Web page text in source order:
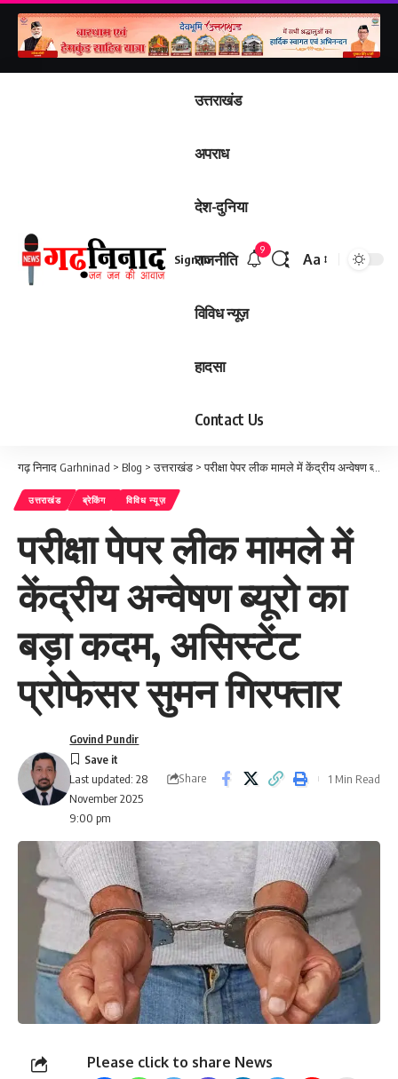
उत्तराखंड
अपराध
देश-दुनिया
राजनीति
विविध न्यूज़
हादसा
Contact Us
Sign In
9
Font
Aa
गढ़ निनाद Garhninad > Blog >उत्तराखंड >परीक्षा पेपर लीक मामले में केंद्रीय अन्वेषण ब्यूरो का बड़ा कदम, असिस्टेंट प्रोफेसर सुमन गिरफ्तार
उत्तराखंड ब्रेकिंग विविध न्यूज़
परीक्षा पेपर लीक मामले में
केंद्रीय अन्वेषण ब्यूरो का
बड़ा कदम, असिस्टेंट
प्रोफेसर सुमन गिरफ्तार
Last updated: 28
November 2025
9:00 pm
Govind Pundir
Share 1 Min Read
Please click to share News